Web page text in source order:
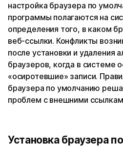
настройка браузера по
программы полагаются на
определения того, в каком
веб-ссылки. Конфликты
после установки и удаления
браузеров, когда в системе
«осиротевшие» записи.
браузера по умолчанию
проблем с внешними
Установка браузера